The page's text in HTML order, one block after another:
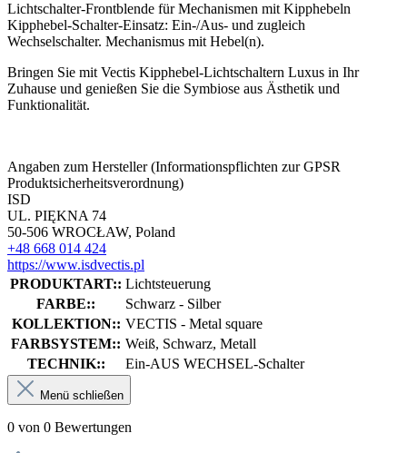
Lichtschalter-Frontblende für Mechanismen mit Kipphebeln
Kipphebel-Schalter-Einsatz: Ein-/Aus- und zugleich
Wechselschalter. Mechanismus mit Hebel(n).
Bringen Sie mit Vectis Kipphebel-Lichtschaltern Luxus in Ihr
Zuhause und genießen Sie die Symbiose aus Ästhetik und
Funktionalität.
Angaben zum Hersteller (Informationspflichten zur GPSR
Produktsicherheitsverordnung)
ISD
UL. PIĘKNA 74
50-506 WROCŁAW, Poland
+48 668 014 424
https://www.isdvectis.pl
PRODUKTART:: Lichtsteuerung
FARBE::
Schwarz - Silber
KOLLEKTION:: VECTIS - Metal square
FARBSYSTEM:: Weiß, Schwarz, Metall
TECHNIK::
Ein-AUS WECHSEL-Schalter
Menü schließen
0 von 0 Bewertungen